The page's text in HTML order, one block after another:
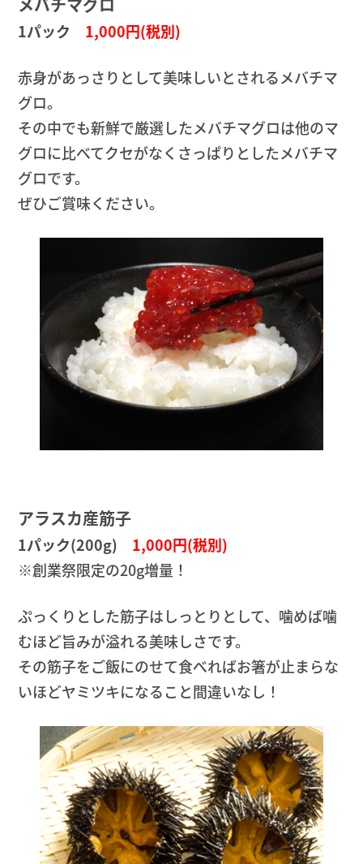
1パック 1,000円(税別)
赤身があっさりとして美味しいとされるメバチマ
グロ。
その中でも新鮮で厳選したメバチマグロは他のマ
グロに比べてクセがなくさっぱりとしたメバチマ
グロです。
ぜひご賞味ください。
アラスカ産筋子
1パック(200g) 1,000円(税別)
※創業祭限定の20g増量！
ぷっくりとした筋子はしっとりとして、噛めば噛
むほど旨みが溢れる美味しさです。
その筋子をご飯にのせて食べればお箸が止まらな
いほどヤミツキになること間違いなし！